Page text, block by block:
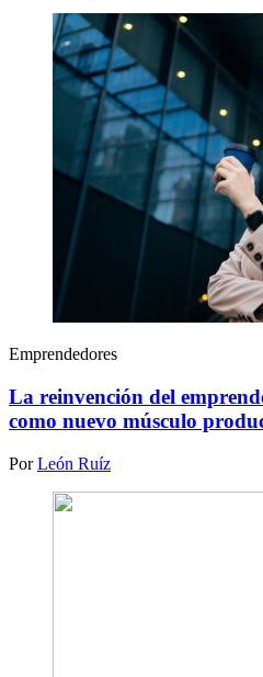
Emprendedores
La reinvención del
como nuevo músculo
PorLeón Ruíz